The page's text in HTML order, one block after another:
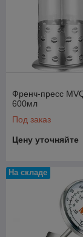
Френч-пресс
600мл
Под заказ
Цену уточняйте
На складе